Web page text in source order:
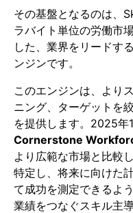
その基盤となるのは、
ラバイト単位の労働市
した、業界をリードす
ンジンです。
このエンジンは、より
ニング、ターゲットを
を提供します。2025年
Cornerstone
より広範な市場と比較
特定し、将来に向けた
て成功を測定できるよ
業績をつなぐスキル主